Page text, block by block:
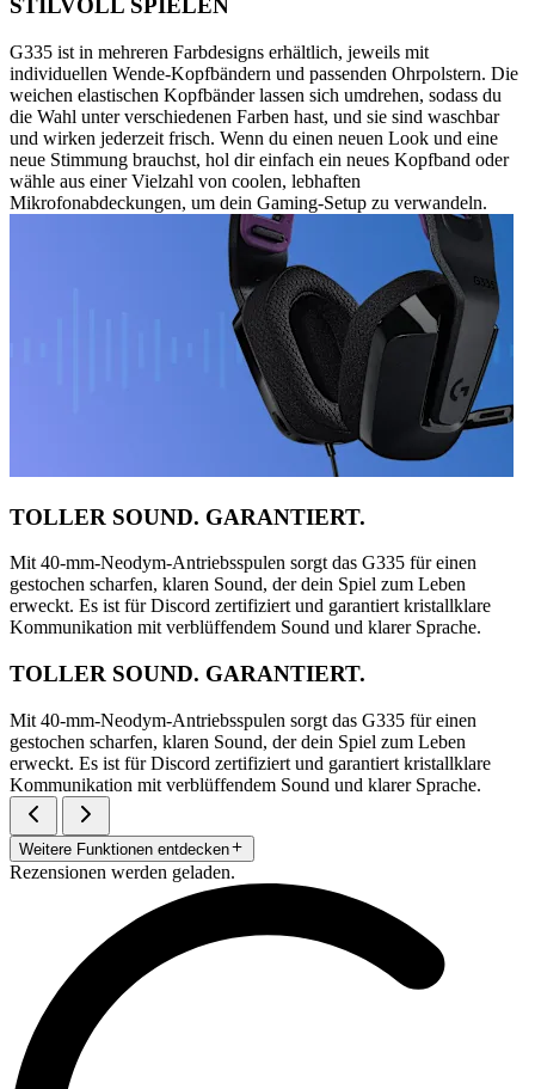
STILVOLL SPIELEN
G335 ist in mehreren Farbdesigns erhältlich, jeweils mit
individuellen Wende-Kopfbändern und passenden Ohrpolstern. Die
weichen elastischen Kopfbänder lassen sich umdrehen, sodass du
die Wahl unter verschiedenen Farben hast, und sie sind waschbar
und wirken jederzeit frisch. Wenn du einen neuen Look und eine
neue Stimmung brauchst, hol dir einfach ein neues Kopfband oder
wähle aus einer Vielzahl von coolen, lebhaften
Mikrofonabdeckungen, um dein Gaming-Setup zu verwandeln.
TOLLER SOUND. GARANTIERT.
Mit 40-mm-Neodym-Antriebsspulen sorgt das G335 für einen
gestochen scharfen, klaren Sound, der dein Spiel zum Leben
erweckt. Es ist für Discord zertifiziert und garantiert kristallklare
Kommunikation mit verblüffendem Sound und klarer Sprache.
TOLLER SOUND. GARANTIERT.
Mit 40-mm-Neodym-Antriebsspulen sorgt das G335 für einen
gestochen scharfen, klaren Sound, der dein Spiel zum Leben
erweckt. Es ist für Discord zertifiziert und garantiert kristallklare
Kommunikation mit verblüffendem Sound und klarer Sprache.
Weitere Funktionen entdecken
Rezensionen werden geladen.